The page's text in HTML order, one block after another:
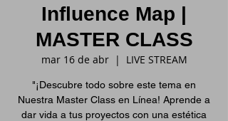
Influence Map |
MASTER CLASS
mar 16 de abr
  |
LIVE STREAM
"¡Descubre todo sobre este tema en
Nuestra Master Class en Línea! Aprende a
dar vida a tus proyectos con una estética